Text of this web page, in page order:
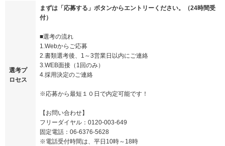
選考プ
ロセス
まずは「応募する」ボタンからエントリーください。（24時間受
付）
■選考の流れ
1.Webからご応募
2.書類選考後、1～3営業日以内にご連絡
3.WEB面接（1回のみ）
4.採用決定のご連絡
※応募から最短１０日で内定可能です！
【お問い合わせ】
フリーダイヤル：0120-003-649
固定電話：06-6376-5628
※電話受付時間は、平日10時～18時